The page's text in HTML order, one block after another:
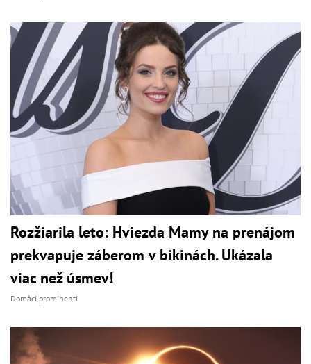
Rozžiarila leto: Hviezda Mamy na prenájom
prekvapuje záberom v bikinách. Ukázala
viac než úsmev!
Domáci prominenti